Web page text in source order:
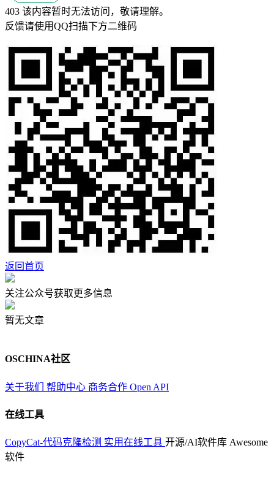
403 该内容暂时无法访问，敬请理解。
反馈请使用QQ扫描下方二维码
返回首页
关注公众号获取更多信息
暂无文章
OSCHINA社区
关于我们 帮助中心 商务合作 Open API
在线工具
CopyCat-代码克隆检测 实用在线工具 开源/AI软件库 Awesome
软件